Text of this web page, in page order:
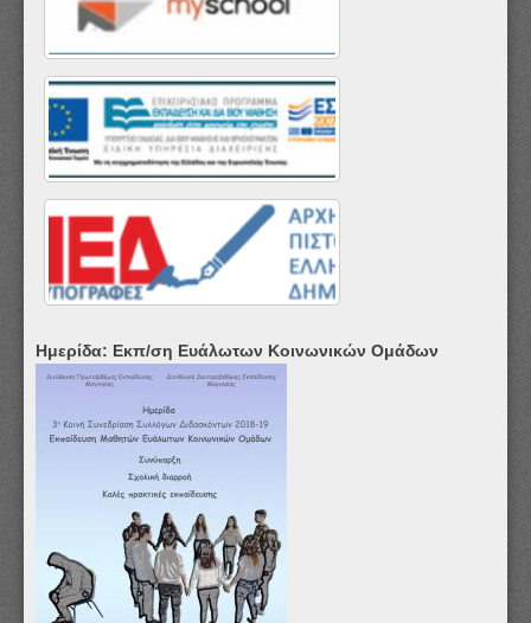
Ημερίδα: Εκπ/ση Ευάλωτων Κοινωνικών Ομάδων